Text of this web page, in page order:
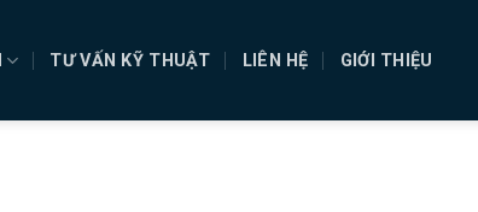
TƯ VẤN KỸ THUẬT LIÊN HỆ GIỚI THIỆU